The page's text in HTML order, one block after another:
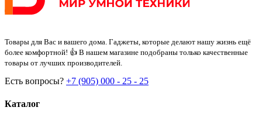
Товары для Вас и вашего дома. Гаджеты, которые делают нашу жизнь ещё
более комфортной! 👍 В нашем магазине подобраны только качественные
товары от лучших производителей.
Есть вопросы? +7 (905) 000 - 25 - 25
Каталог